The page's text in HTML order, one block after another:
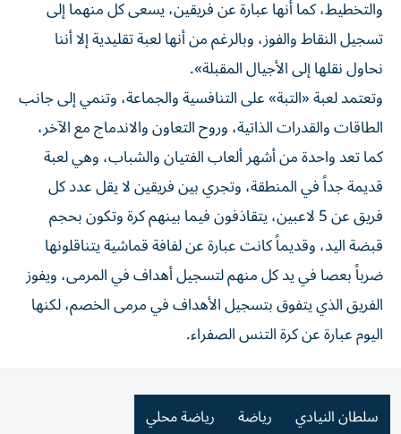
والتخطيط، كما أنها عبارة عن فريقين، يسعى كل منهما إلى
تسجيل النقاط والفوز، وبالرغم من أنها لعبة تقليدية إلا أننا
نحاول نقلها إلى الأجيال المقبلة».
وتعتمد لعبة «التبة» على التنافسية والجماعة، وتنمي إلى جانب
الطاقات والقدرات الذاتية، وروح التعاون والاندماج مع الآخر،
كما تعد واحدة من أشهر ألعاب الفتيان والشباب، وهي لعبة
قديمة جداً في المنطقة، وتجري بين فريقين لا يقل عدد كل
فريق عن 5 لاعبين، يتقاذفون فيما بينهم كرة وتكون بحجم
قبضة اليد، وقديماً كانت عبارة عن لفافة قماشية يتناقلونها
ضرباً بعصا في يد كل منهم لتسجيل أهداف في المرمى، ويفوز
الفريق الذي يتفوق بتسجيل الأهداف في مرمى الخصم، لكنها
اليوم عبارة عن كرة التنس الصفراء.
سلطان النيادي رياضة رياضة محلي